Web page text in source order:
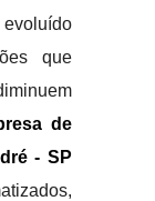
que
de
- SP